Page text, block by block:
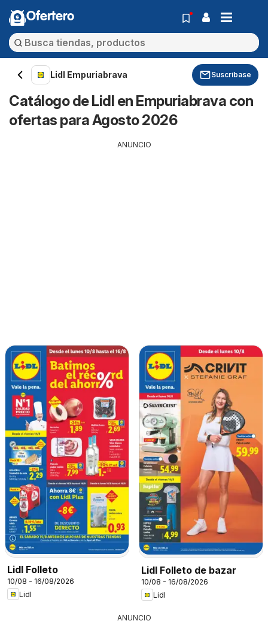
Ofertero
Lidl Empuriabrava Suscríbase
Catálogo de Lidl en Empuriabrava con
ofertas para Agosto 2026
ANUNCIO
Lidl Folleto
10/08 - 16/08/2026
Lidl
Lidl Folleto de bazar
10/08 - 16/08/2026
Lidl
ANUNCIO